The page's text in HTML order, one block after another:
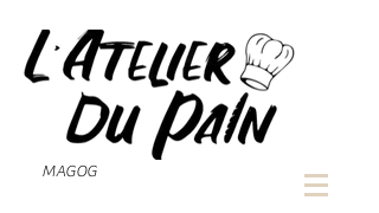
MAGOG